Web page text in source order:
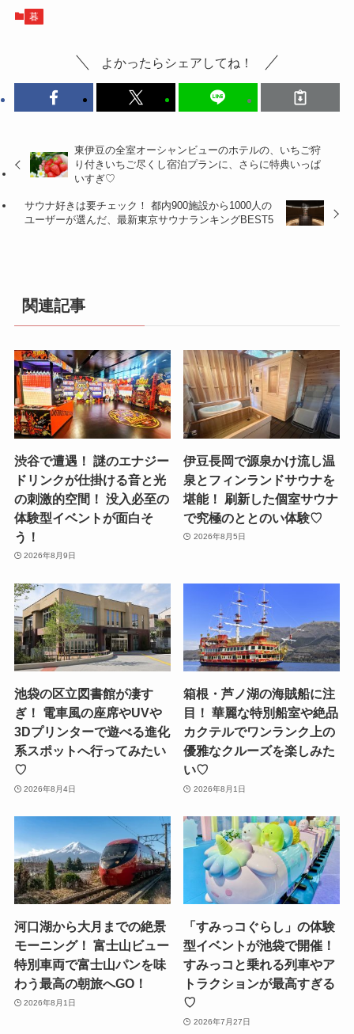
暮
よかったらシェアしてね！
東伊豆の全室オーシャンビューのホテルの、いちご狩
り付きいちご尽くし宿泊プランに、さらに特典いっぱ
いすぎ♡
サウナ好きは要チェック！ 都内900施設から1000人の
ユーザーが選んだ、最新東京サウナランキングBEST5
関連記事
渋谷で遭遇！ 謎のエナジー
ドリンクが仕掛ける音と光
の刺激的空間！ 没入必至の
体験型イベントが面白そ
う！
2026年8月9日
伊豆長岡で源泉かけ流し温
泉とフィンランドサウナを
堪能！ 刷新した個室サウナ
で究極のととのい体験♡
2026年8月5日
池袋の区立図書館が凄す
ぎ！ 電車風の座席やUVや
3Dプリンターで遊べる進化
系スポットへ行ってみたい
♡
2026年8月4日
箱根・芦ノ湖の海賊船に注
目！ 華麗な特別船室や絶品
カクテルでワンランク上の
優雅なクルーズを楽しみた
い♡
2026年8月1日
河口湖から大月までの絶景
モーニング！ 富士山ビュー
特別車両で富士山パンを味
わう最高の朝旅へGO！
2026年8月1日
「すみっコぐらし」の体験
型イベントが池袋で開催！
すみっコと乗れる列車やア
トラクションが最高すぎる
♡
2026年7月27日